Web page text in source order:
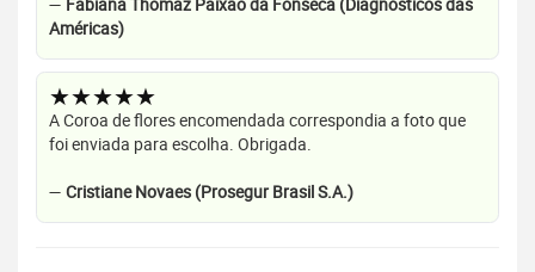
— Fabiana Thomaz Paixão da Fonseca (Diagnósticos das
Américas)
★★★★★
A Coroa de flores encomendada correspondia a foto que
foi enviada para escolha. Obrigada.
— Cristiane Novaes (Prosegur Brasil S.A.)